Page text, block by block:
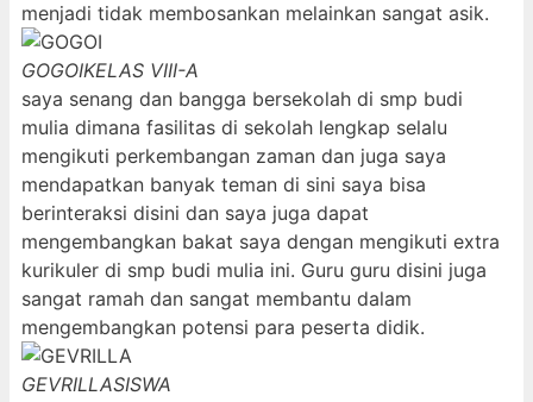
menjadi tidak membosankan melainkan sangat asik.
GOGOIKELAS VIII-A
saya senang dan bangga bersekolah di smp budi
mulia dimana fasilitas di sekolah lengkap selalu
mengikuti perkembangan zaman dan juga saya
mendapatkan banyak teman di sini saya bisa
berinteraksi disini dan saya juga dapat
mengembangkan bakat saya dengan mengikuti extra
kurikuler di smp budi mulia ini. Guru guru disini juga
sangat ramah dan sangat membantu dalam
mengembangkan potensi para peserta didik.
GEVRILLASISWA